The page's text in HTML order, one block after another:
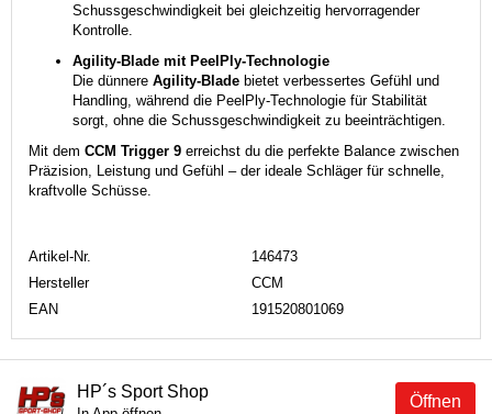
Schussgeschwindigkeit bei gleichzeitig hervorragender
Kontrolle.
Agility-Blade mit PeelPly-Technologie
Die dünnere Agility-Blade bietet verbessertes Gefühl und
Handling, während die PeelPly-Technologie für Stabilität
sorgt, ohne die Schussgeschwindigkeit zu beeinträchtigen.
Mit dem CCM Trigger 9 erreichst du die perfekte Balance zwischen
Präzision, Leistung und Gefühl – der ideale Schläger für schnelle,
kraftvolle Schüsse.
Artikel-Nr.
146473
Hersteller
CCM
EAN
191520801069
Öffnen
HP´s Sport Shop